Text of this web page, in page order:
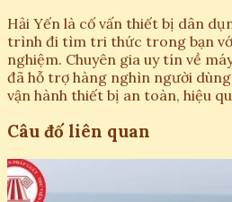
Hải Yến là cố vấn thiết bị dân
trình đi tìm tri thức trong bạn với
nghiệm. Chuyên gia uy tín về
đã hỗ trợ hàng nghìn người
vận hành thiết bị an toàn, hiệu
Câu đố liên quan